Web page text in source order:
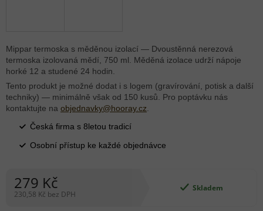
279 Kč
230,58 Kč bez DPH
Skladem
Mippar termoska s měděnou izolací — Dvoustěnná nerezová
termoska izolovaná mědí, 750 ml. Měděná izolace udrží nápoje
horké 12 a studené 24 hodin.
Tento produkt je možné dodat i s logem (gravírování, potisk a další
techniky) — minimálně však od 150 kusů. Pro poptávku nás
kontaktujte na objednavky@hooray.cz.
Česká firma s 8letou tradicí
Osobní přístup ke každé objednávce